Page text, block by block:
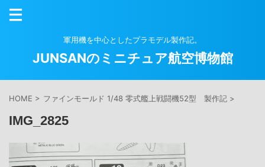
軍用機を中心としたプラモデル製作記。
JUNSANのミニチュア航空博物館
HOME > ファインモールド 1/48 零式艦上戦闘機52型 製作記 >
IMG_2825